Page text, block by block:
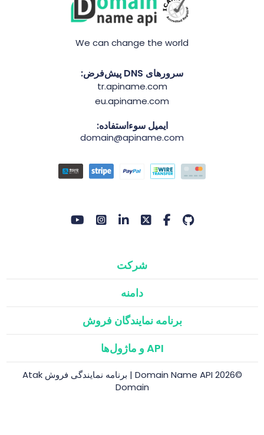
We can change the world
سرورهای DNS پیش‌فرض:
tr.apiname.com
eu.apiname.com
ایمیل سوءاستفاده:
domain@apiname.com
شرکت
دامنه
برنامه نمایندگان فروش
API و ماژول‌ها
©2026 Domain Name API | برنامه نمایندگی فروش Atak
Domain